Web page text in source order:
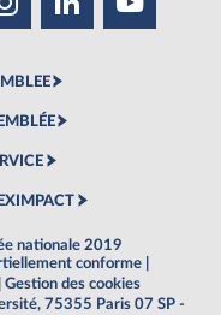
nationale 2019
conforme
Gestion des cookies
75355 Paris 07 SP -